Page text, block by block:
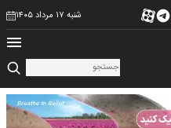
شنبه ۱۷ مرداد ۱۴۰۵